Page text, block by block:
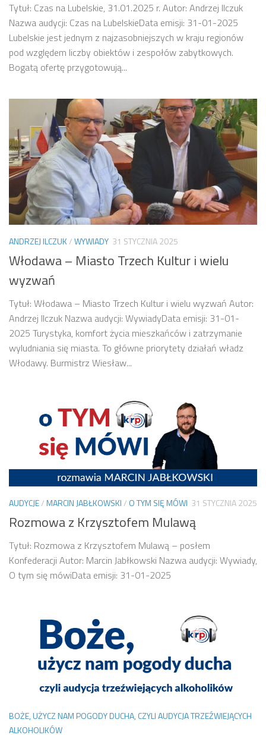
Tytuł: Czas na Lubelskie, 31.01.2025 r. Autor: Andrzej Ilczuk
Nazwa audycji: Czas na LubelskieData emisji: 31-01-2025
Lubelskie jest jednym z najzasobniejszych w kraju regionów
pod względem liczby obiektów i zespołów zabytkowych.
Bogatą ofertę przygotowują...
ANDRZEJ ILCZUK/WYWIADY 31 STYCZNIA 2025
Włodawa – Miasto Trzech Kultur i wielu
wyzwań
Tytuł: Włodawa – Miasto Trzech Kultur i wielu wyzwań Autor:
Andrzej Ilczuk Nazwa audycji: WywiadyData emisji: 31-01-
2025 Turystyka, komfort życia mieszkańców i zatrzymanie
wyludniania się miasta. To główne priorytety działań władz
Włodawy. Burmistrz Wiesław...
AUDYCJE/MARCIN JABŁKOWSKI/ O TYM SIĘ MÓWI 31 STYCZNIA 2025
Rozmowa z Krzysztofem Mulawą
Tytuł: Rozmowa z Krzysztofem Mulawą – posłem
Konfederacji Autor: Marcin Jabłkowski Nazwa audycji: Wywiady,
O tym się mówiData emisji: 31-01-2025
BOŻE, UŻYCZ NAM POGODY DUCHA, CZYLI AUDYCJA TRZEŹWIEJĄCYCH
ALKOHOLIKÓW